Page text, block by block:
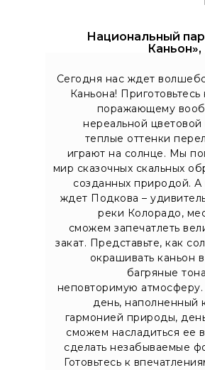
Сегодня нас ждет
Каньона!
поражающему
нереальной цветовой
теплые оттенки
играют на солнце. Мы
мир сказочных скальных
созданных природой. А
ждет Подкова –
реки Колорадо,
сможем запечатлеть
закат. Представьте, как
окрашивать каньон
багряные
неповторимую
день, наполненный
гармонией природы,
сможем насладиться ее
сделать незабываемые
Готовьтесь к
Национальный